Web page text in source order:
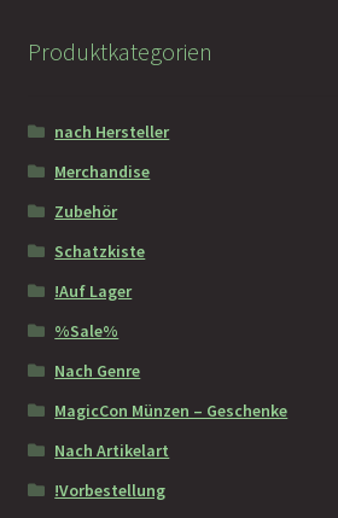
Produktkategorien
nach Hersteller
Merchandise
Zubehör
Schatzkiste
!Auf Lager
%Sale%
Nach Genre
MagicCon Münzen – Geschenke
Nach Artikelart
!Vorbestellung